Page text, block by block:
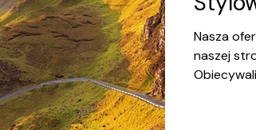
Nasza
naszej